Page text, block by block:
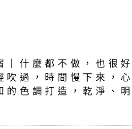
｜什麼都不做，也很
吹過，時間慢下來，
的色調打造，乾淨、